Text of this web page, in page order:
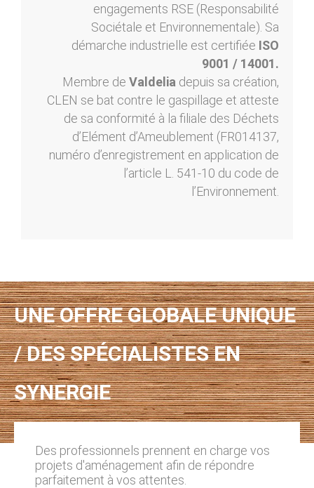
engagements RSE (Responsabilité
Sociétale et Environnementale). Sa
démarche industrielle est certifiée ISO
9001 / 14001.
Membre de Valdelia depuis sa création,
CLEN se bat contre le gaspillage et atteste
de sa conformité à la filiale des Déchets
d’Elément d’Ameublement (FR014137,
numéro d’enregistrement en application de
l’article L. 541-10 du code de
l’Environnement.
UNE OFFRE GLOBALE UNIQUE
/ DES SPÉCIALISTES EN
SYNERGIE
Des professionnels prennent en charge vos
projets d'aménagement afin de répondre
parfaitement à vos attentes.